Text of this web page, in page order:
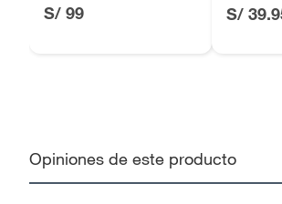
S/ 99 S/
Opiniones de este producto